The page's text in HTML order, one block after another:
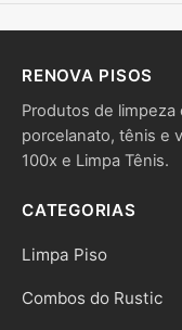
RENOVA PISOS
Produtos de
porcelanato, tênis e
100x e Limpa Tênis.
CATEGORIAS
Limpa Piso
Combos do Rustic